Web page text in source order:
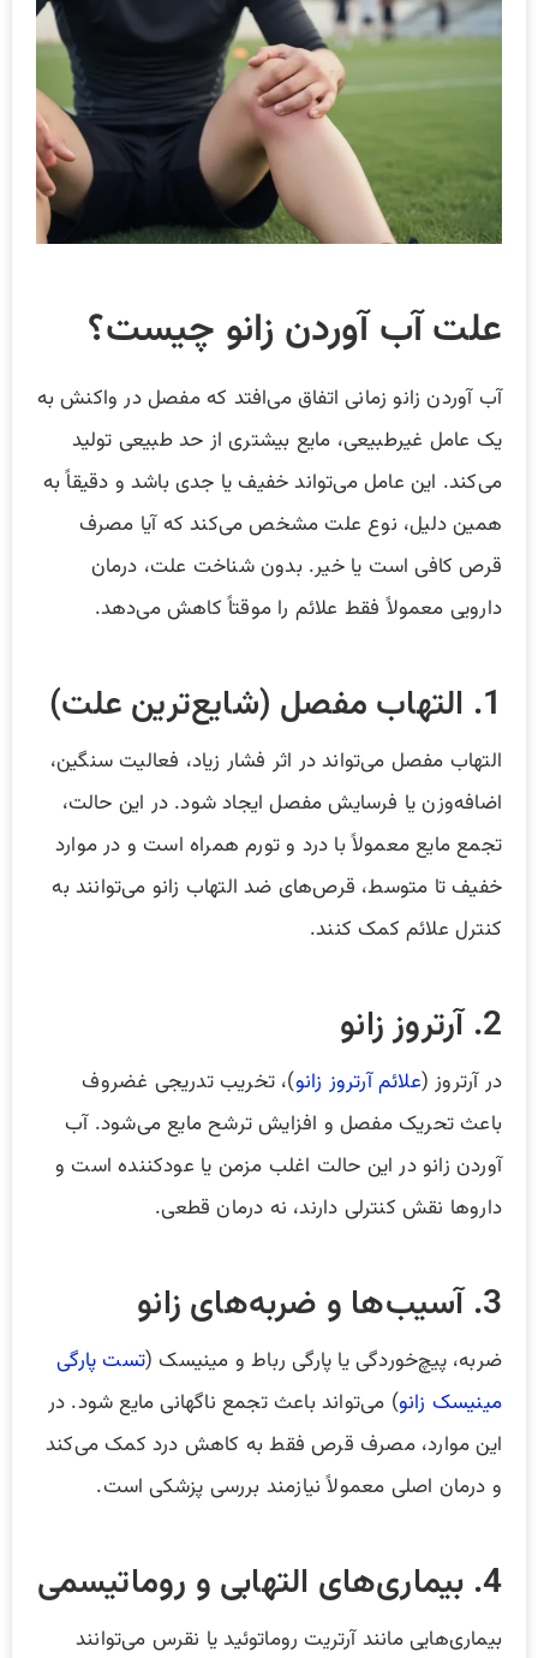
علت آب آوردن زانو چیست؟
آب آوردن زانو زمانی اتفاق می‌افتد که مفصل در واکنش به
یک عامل غیرطبیعی، مایع بیشتری از حد طبیعی تولید
می‌کند. این عامل می‌تواند خفیف یا جدی باشد و دقیقاً به
همین دلیل، نوع علت مشخص می‌کند که آیا مصرف
قرص کافی است یا خیر. بدون شناخت علت، درمان
دارویی معمولاً فقط علائم را موقتاً کاهش می‌دهد.
1. التهاب مفصل (شایع‌ترین علت)
التهاب مفصل می‌تواند در اثر فشار زیاد، فعالیت سنگین،
اضافه‌وزن یا فرسایش مفصل ایجاد شود. در این حالت،
تجمع مایع معمولاً با درد و تورم همراه است و در موارد
خفیف تا متوسط، قرص‌های ضد التهاب زانو می‌توانند به
کنترل علائم کمک کنند.
2. آرتروز زانو
در آرتروز (علائم آرتروز زانو)، تخریب تدریجی غضروف
باعث تحریک مفصل و افزایش ترشح مایع می‌شود. آب
آوردن زانو در این حالت اغلب مزمن یا عودکننده است و
داروها نقش کنترلی دارند، نه درمان قطعی.
3. آسیب‌ها و ضربه‌های زانو
ضربه، پیچ‌خوردگی یا پارگی رباط و مینیسک (تست پارگی
مینیسک زانو) می‌تواند باعث تجمع ناگهانی مایع شود. در
این موارد، مصرف قرص فقط به کاهش درد کمک می‌کند
و درمان اصلی معمولاً نیازمند بررسی پزشکی است.
4. بیماری‌های التهابی و روماتیسمی
بیماری‌هایی مانند آرتریت روماتوئید یا نقرس می‌توانند